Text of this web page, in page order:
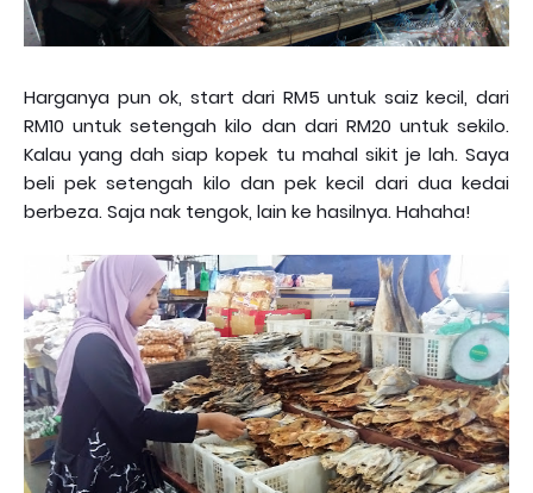
Harganya pun ok, start dari RM5 untuk saiz kecil, dari
RM10 untuk setengah kilo dan dari RM20 untuk sekilo.
Kalau yang dah siap kopek tu mahal sikit je lah. Saya
beli pek setengah kilo dan pek kecil dari dua kedai
berbeza. Saja nak tengok, lain ke hasilnya. Hahaha!